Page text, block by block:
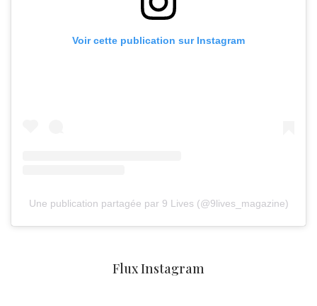
Voir cette publication sur Instagram
Une publication partagée par 9 Lives (@9lives_magazine)
Flux Instagram